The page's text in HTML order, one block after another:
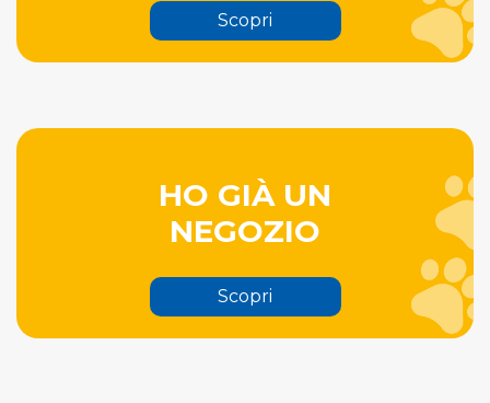
Scopri
HO GIÀ UN
NEGOZIO
Scopri